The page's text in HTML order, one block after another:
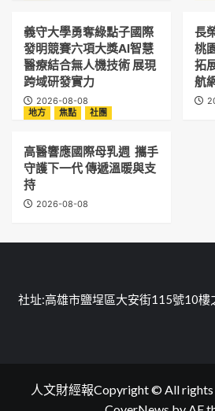
義守大學勇奪綠點子國際
發明競賽六項大獎AI智慧
醫療結合無人機技術 展現
跨域研發實力
2026-08-08
長
桃
拓
航
地方
焦點 社團
高醫響應國際母乳週 攜手
守護下一代 傳遞溫暖與支
持
2026-08-08
社址:高雄市鹽埕區大安街115號10
人文財經報Copyright © All rights